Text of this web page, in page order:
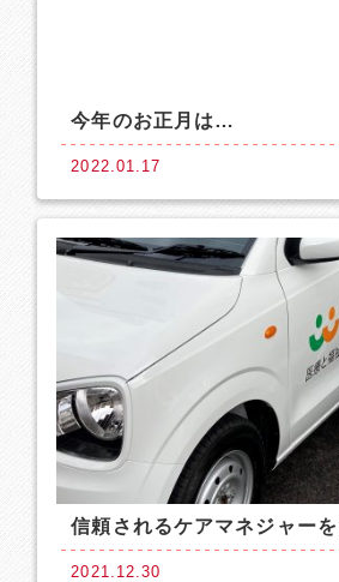
今年のお正月は…
2022.01.17
信頼されるケアマネジャー
2021.12.30